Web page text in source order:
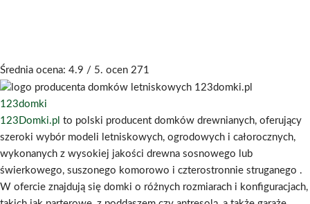
Średnia ocena: 4.9 / 5. ocen 271
123domki
123Domki.pl to polski producent domków drewnianych, oferujący
szeroki wybór modeli letniskowych, ogrodowych i całorocznych,
wykonanych z wysokiej jakości drewna sosnowego lub
świerkowego, suszonego komorowo i czterostronnie struganego .
W ofercie znajdują się domki o różnych rozmiarach i konfiguracjach,